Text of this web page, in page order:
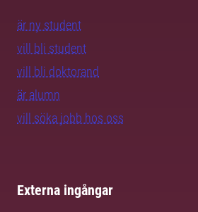
är ny student
vill bli student
vill bli doktorand
är alumn
vill söka jobb hos oss
Externa ingångar